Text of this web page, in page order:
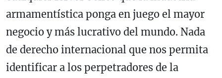
armamentística ponga en juego el mayor
negocio y más lucrativo del mundo. Nada
de derecho internacional que nos permita
identificar a los perpetradores de la